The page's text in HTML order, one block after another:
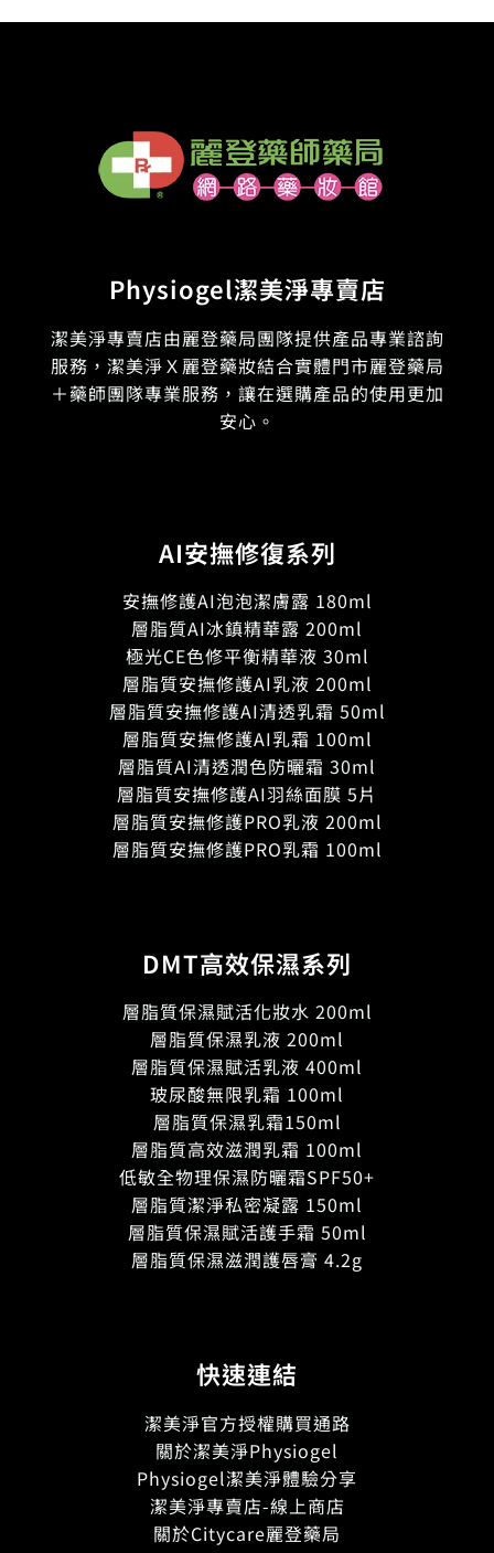
Physiogel潔美淨專賣店
潔美淨專賣店由麗登藥局團隊提供產品專業諮詢
服務，潔美淨Ｘ麗登藥妝結合實體門市麗登藥局
＋藥師團隊專業服務，讓在選購產品的使用更加
安心。
AI安撫修復系列
安撫修護AI泡泡潔膚露 180ml
層脂質AI冰鎮精華露 200ml
極光CE色修平衡精華液 30ml
層脂質安撫修護AI乳液 200ml
層脂質安撫修護AI清透乳霜 50ml
層脂質安撫修護AI乳霜 100ml
層脂質AI清透潤色防曬霜 30ml
層脂質安撫修護AI羽絲面膜 5片
層脂質安撫修護PRO乳液 200ml
層脂質安撫修護PRO乳霜 100ml
DMT高效保濕系列
層脂質保濕賦活化妝水 200ml
層脂質保濕乳液 200ml
層脂質保濕賦活乳液 400ml
玻尿酸無限乳霜 100ml
層脂質保濕乳霜150ml
層脂質高效滋潤乳霜 100ml
低敏全物理保濕防曬霜SPF50+
層脂質潔淨私密凝露 150ml
層脂質保濕賦活護手霜 50ml
層脂質保濕滋潤護唇膏 4.2g
快速連結
潔美淨官方授權購買通路
關於潔美淨Physiogel
Physiogel潔美淨體驗分享
潔美淨專賣店-線上商店
關於Citycare麗登藥局